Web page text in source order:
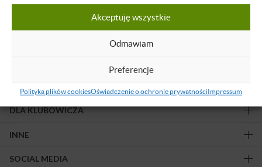
Akceptuję wszystkie
Odmawiam
Preferencje
Polityka plików cookiesOświadczenie o ochronie prywatnościImpressum
Obserwuj nas!
DLA KLUBOWICZA
INNE
SOCIAL MEDIA